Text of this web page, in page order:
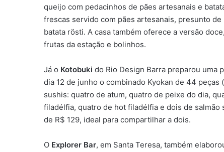
queijo com pedacinhos de pães artesanais e
frescas servido com pães artesanais, presunto
batata rösti. A casa também oferece a versão
frutas da estação e bolinhos.
Já o Kotobuki do Rio Design Barra preparou uma
dia 12 de junho o combinado Kyokan de 44
sushis: quatro de atum, quatro de peixe do dia,
filadélfia, quatro de hot filadélfia e dois de
de R$ 129, ideal para compartilhar a dois.
O Explorer Bar, em Santa Teresa, também